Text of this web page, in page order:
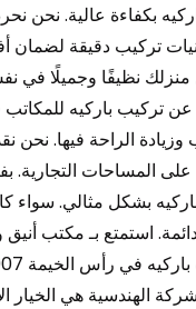
بكفاءة عالية. نحن
تركيب دقيقة لضمان
منزلك نظيفًا وجميلًا
إذا كنت تبحث عن تركيب
الراحة فيها. نحن
المساحات التجارية.
بشكل مثالي. سواء
استمتع بـ مكتب
الهندسية هي الخيار